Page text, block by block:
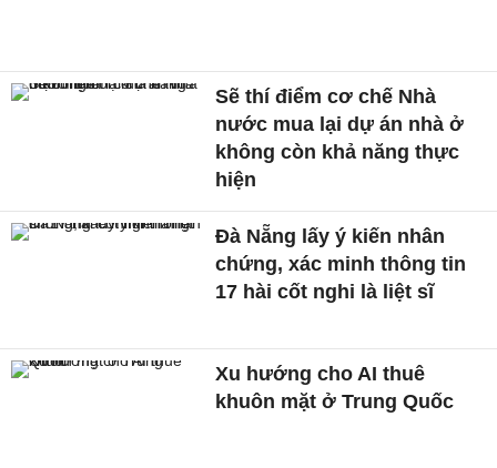
Sẽ thí điểm cơ chế Nhà
nước mua lại dự án nhà ở
không còn khả năng thực
hiện
Đà Nẵng lấy ý kiến nhân
chứng, xác minh thông tin
17 hài cốt nghi là liệt sĩ
Xu hướng cho AI thuê
khuôn mặt ở Trung Quốc